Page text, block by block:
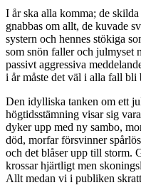
I år ska alla komma; de
gnabbas om allt, de kuvade
systern och hennes stökiga
som snön faller och julmyset
passivt aggressiva
i år måste det väl i alla fall bli
Den idylliska tanken om ett
högtidsstämning visar sig
dyker upp med ny sambo,
död, morfar försvinner
och det blåser upp till storm.
krossar hjärtligt men
Allt medan vi i publiken